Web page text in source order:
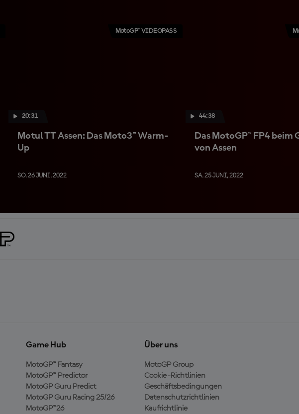
20:31
MotoGP™ VIDEOPASS
Motul TT Assen: Das Moto3™ Warm-
Up
SO. 26 JUNI, 2022
44:38
Das MotoGP™ FP4 beim
von Assen
SA. 25 JUNI, 2022
Game Hub
MotoGP™ Fantasy
MotoGP™ Predictor
MotoGP Guru Predict
MotoGP Guru Racing 25/26
MotoGP™26
Über uns
MotoGP Group
Cookie-Richtlinien
Geschäftsbedingungen
Datenschutzrichtlinien
Kaufrichtlinie